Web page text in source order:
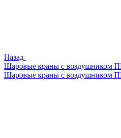
Назад
Шаровые краны с воздушником
Шаровые краны с воздушником